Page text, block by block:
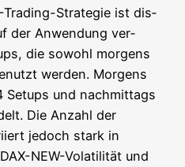
Tra­ding-Stra­te­gie ist dis­
der Anwen­dung ver­
die sowohl mor­gens
wer­den. Mor­gens
Set­ups und nach­mit­tags
Die Anzahl der
jedoch stark in
NEW-Vola­ti­li­tät und